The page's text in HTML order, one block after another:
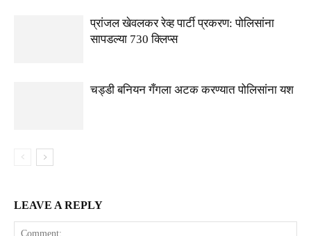
प्रांजल खेवलकर रेव्ह पार्टी प्रकरण: पोलिसांना
सापडल्या 730 क्लिप्स
चड्डी बनियन गँगला अटक करण्यात पोलिसांना यश
LEAVE A REPLY